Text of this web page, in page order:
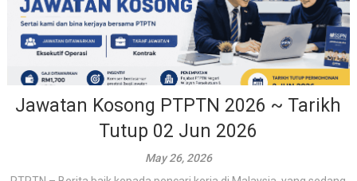
Jawatan Kosong PTPTN 2026 ~ Tarikh
Tutup 02 Jun 2026
May 26, 2026